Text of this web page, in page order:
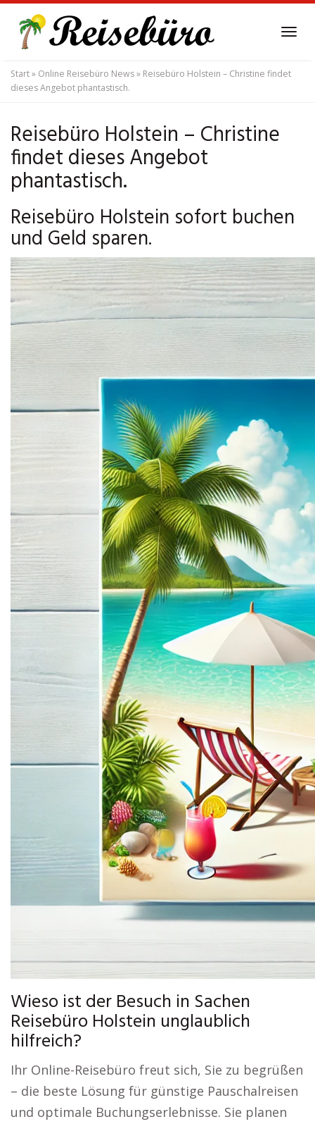
main
content
Start» Online Reisebüro News» Reisebüro Holstein – Christine findet
dieses Angebot phantastisch.
Reisebüro Holstein – Christine
findet dieses Angebot
phantastisch.
Reisebüro Holstein sofort buchen
und Geld sparen.
Wieso ist der Besuch in Sachen
Reisebüro Holstein unglaublich
hilfreich?
Ihr Online-Reisebüro freut sich, Sie zu begrüßen
– die beste Lösung für günstige Pauschalreisen
und optimale Buchungserlebnisse. Sie planen